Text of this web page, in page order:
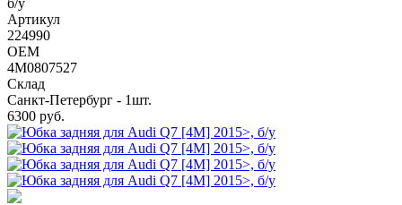
Артикул
224990
OEM
4M0807527
Склад
Санкт-Петербург - 1шт.
6300 руб.